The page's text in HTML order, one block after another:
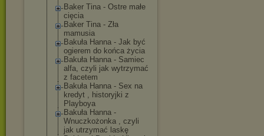
Baker Tina - Ostre małe
cięcia
Baker Tina - Zła
mamusia
Bakuła Hanna - Jak być
ogierem do końca życia
Bakuła Hanna - Samiec
alfa, czyli jak wytrzymać
z facetem
Bakuła Hanna - Sex na
kredyt , historyjki z
Playboya
Bakuła Hanna -
Wnuczkożonka , czyli
jak utrzymać laskę